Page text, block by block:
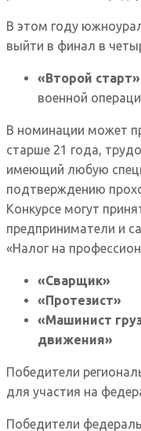
В этом году
выйти в финал в
«Второй старт»
военной
В номинации может
старше 21 года,
имеющий любую
подтверждению
Конкурсе могут
предприниматели и
«Налог на
«Сварщик»
«Протезист»
«Машинист
движения»
Победители
для участия на
Победители